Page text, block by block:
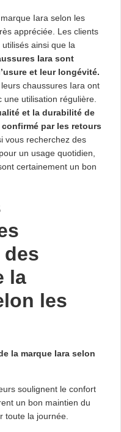
Iara selon les
appréciée. Les clients
ainsi que la
Iara sont
et leur longévité.
chaussures Iara ont
utilisation régulière.
et la durabilité de
par les retours
vous recherchez des
un usage quotidien,
certainement un bon
la
les
la marque Iara selon
soulignent le confort
un bon maintien du
toute la journée.